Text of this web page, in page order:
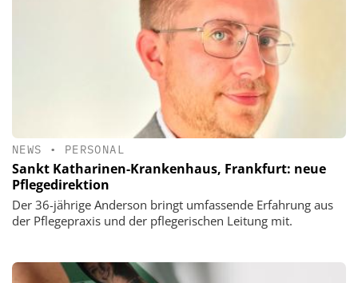
NEWS • PERSONAL
Sankt Katharinen-Krankenhaus, Frankfurt: neue
Pflegedirektion
Der 36-jährige Anderson bringt umfassende Erfahrung aus
der Pflegepraxis und der pflegerischen Leitung mit.